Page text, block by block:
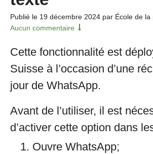
Publié le 19 décembre 2024 par École de la
Aucun commentaire
Cette fonctionnalité est
Suisse à l’occasion d’une
jour de WhatsApp.
Avant de l’utiliser, il est
d’activer cette option dans
Ouvre WhatsApp;